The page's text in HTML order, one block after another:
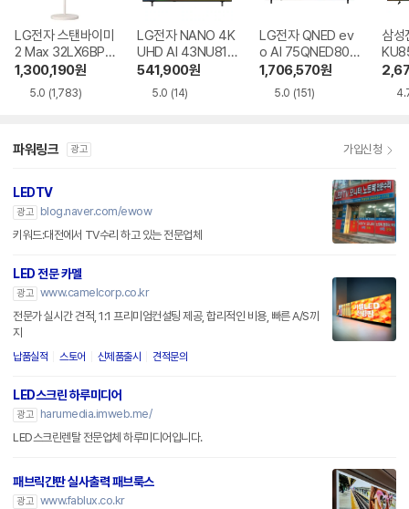
LG전자 스탠바이미
2 Max 32LX6BPG
A
1,300,190원
5.0 (1,783)
LG전자 NANO 4K
UHD AI 43NU810
BENA
541,900원
5.0 (14)
LG전자 QNED ev
o AI 75QNED80B
EA
1,706,570원
5.0 (151)
삼성
R
파워링크 광고 가입신청
LEDTV
광고
blog.naver.com/ewow
키워드:대전에서 TV수리 하고 있는 전문업체
LED 전문 카멜
광고 www.camelcorp.co.kr
전문가 실시간 견적, 1:1 프리미엄컨설팅 제공, 합리적인 비용, 빠른 A/S까
지
납품실적 스토어 신제품출시 견적문의
LED스크린 하루미디어
광고
harumedia.imweb.me/
LED스크린렌탈 전문업체 하루미디어입니다.
패브릭간판 실사출력 패브룩스
광고 www.fablux.co.kr